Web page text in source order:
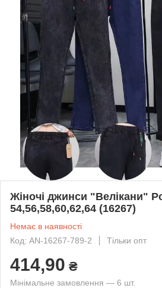
Жіночі джинси "Велікани"
54,56,58,60,62,64 (16267)
Немає в наявності
Код: AN-16267-789-2
Тільки опт
414,90 ₴
Мінімальне замовлення — 6 шт.